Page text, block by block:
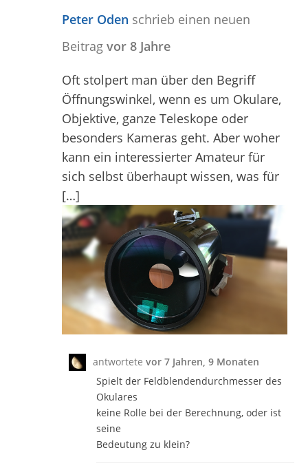
Peter Oden schrieb einen neuen
Beitrag vor 8 Jahre
Oft stolpert man über den Begriff
Öffnungswinkel, wenn es um Okulare,
Objektive, ganze Teleskope oder
besonders Kameras geht. Aber woher
kann ein interessierter Amateur für
sich selbst überhaupt wissen, was für
[…]
antwortete vor 7 Jahren, 9 Monaten
Spielt der Feldblendendurchmesser des
Okulares
keine Rolle bei der Berechnung, oder ist
seine
Bedeutung zu klein?